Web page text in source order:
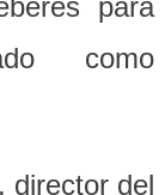
como
director del